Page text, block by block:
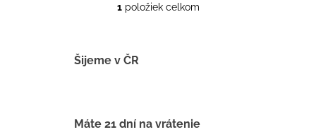
O
i
1položiek celkom
Šijeme v ČR
Máte 21 dní na vrátenie